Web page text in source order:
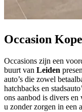
Occasion
Occasions zijn een
buurt van Leiden
auto’s die zowel
hatchbacks en
ons aanbod is divers
u zonder zorgen in een